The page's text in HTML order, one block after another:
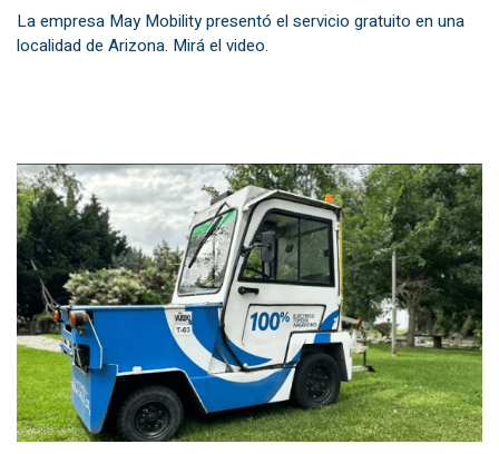
La empresa May Mobility presentó el servicio gratuito en una
localidad de Arizona. Mirá el video.